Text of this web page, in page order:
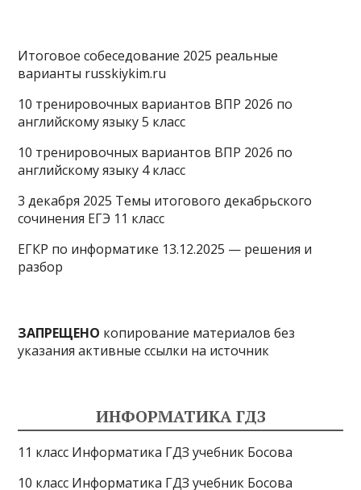
Итоговое собеседование 2025 реальные
варианты russkiykim.ru
10 тренировочных вариантов ВПР 2026 по
английскому языку 5 класс
10 тренировочных вариантов ВПР 2026 по
английскому языку 4 класс
3 декабря 2025 Темы итогового декабрьского
сочинения ЕГЭ 11 класс
ЕГКР по информатике 13.12.2025 — решения и
разбор
ЗАПРЕЩЕНО копирование материалов без
указания активные ссылки на источник
ИНФОРМАТИКА ГДЗ
11 класс Информатика ГДЗ учебник Босова
10 класс Информатика ГДЗ учебник Босова